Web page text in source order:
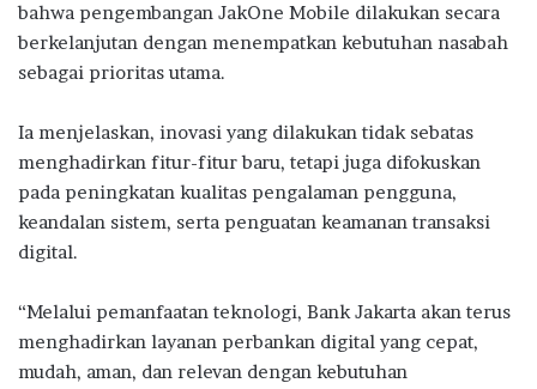
bahwa pengembangan JakOne Mobile dilakukan secara
berkelanjutan dengan menempatkan kebutuhan nasabah
sebagai prioritas utama.
Ia menjelaskan, inovasi yang dilakukan tidak sebatas
menghadirkan fitur-fitur baru, tetapi juga difokuskan
pada peningkatan kualitas pengalaman pengguna,
keandalan sistem, serta penguatan keamanan transaksi
digital.
“Melalui pemanfaatan teknologi, Bank Jakarta akan terus
menghadirkan layanan perbankan digital yang cepat,
mudah, aman, dan relevan dengan kebutuhan